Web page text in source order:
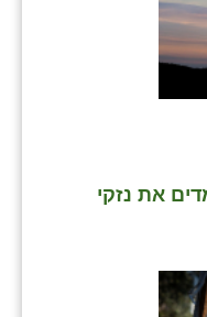
את נזקי